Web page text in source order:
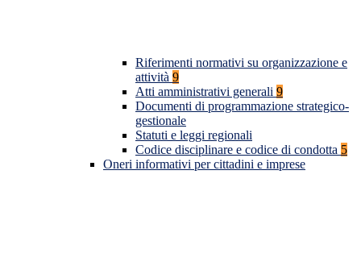
Riferimenti normativi su organizzazione e
attività 9
Atti amministrativi generali 9
Documenti di programmazione strategico-
gestionale
Statuti e leggi regionali
Codice disciplinare e codice di condotta 5
Oneri informativi per cittadini e imprese